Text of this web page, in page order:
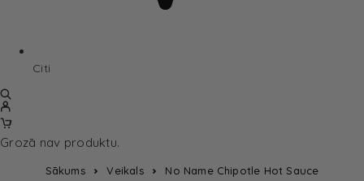
Citi
Grozā nav produktu.
Sākums Veikals No Name Chipotle Hot Sauce